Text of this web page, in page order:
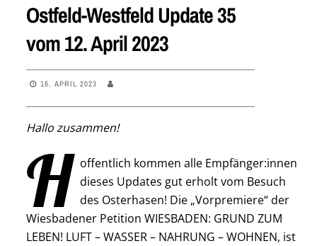
Ostfeld-Westfeld Update 35
vom 12. April 2023
16. APRIL 2023
Hallo zusammen!
H offentlich kommen alle Empfänger:innen
dieses Updates gut erholt vom Besuch
des Osterhasen! Die „Vorpremiere“ der
Wiesbadener Petition WIESBADEN: GRUND ZUM
LEBEN! LUFT – WASSER – NAHRUNG – WOHNEN, ist